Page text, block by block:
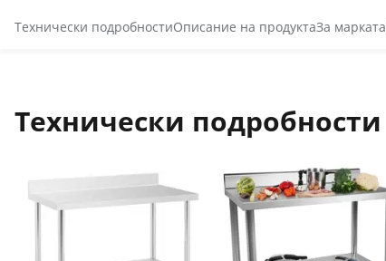
Технически подробностиОписание на продуктаЗа марката
Технически подробности